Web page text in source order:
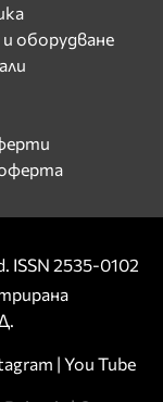
оборудване
ISSN 2535-0102
| You Tube